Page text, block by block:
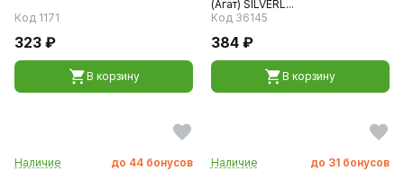
Код 1171
323 ₽
В корзину
(Агат) SILVERL...
Код 36145
384 ₽
В корзину
Наличие до 44 бонусов
Наличие до 31 бонусов